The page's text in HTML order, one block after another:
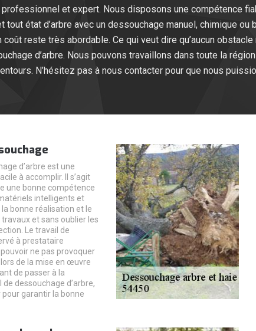
et expert. Nous disposons une compétence
état d’arbre avec un dessouchage manuel, chimique ou
reste très abordable. Ce qui veut dire qu’aucun
d’arbre. Nous pouvons travaillons dans toute la
N’hésitez pas à nous contacter pour que nous
d’arbre est une
à accomplir. Il s’agit
une bonne compétence
intelligents et
bonne réalisation et le
et sans oublier les
Le travail de
à prestataire
ne pas provoquer
de la mise en œuvre
de passer à la
de dessouchage d’arbre,
garantir la bonne